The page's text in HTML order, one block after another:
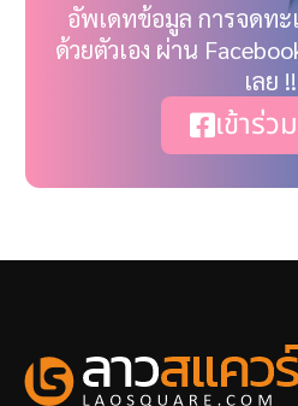
อัพเดทข้อมูล การจดทะ
ด้วยตัวเอง ผ่าน
เลย !!
เข้าร่